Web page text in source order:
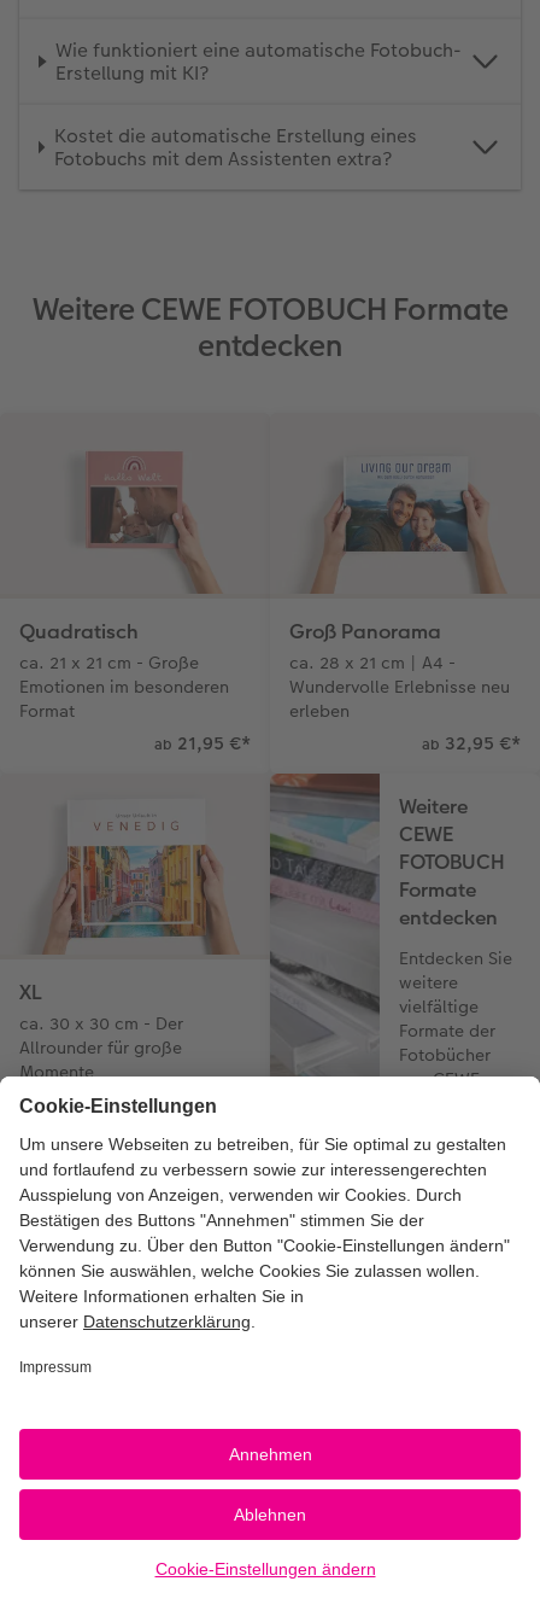
Wie funktioniert eine automatische Fotobuch-
Erstellung mit KI?
Kostet die automatische Erstellung eines
Fotobuchs mit dem Assistenten extra?
Weitere CEWE FOTOBUCH Formate
entdecken
Quadratisch
ca. 21 x 21 cm - Große
Emotionen im besonderen
Format
ab 21,95 €*
Groß Panorama
ca. 28 x 21 cm | A4 -
Wundervolle Erlebnisse neu
erleben
ab 32,95 €*
XL
ca. 30 x 30 cm - Der
Allrounder für große
Momente
ab50,95 €
Weitere
CEWE
FOTOBUCH
Formate
entdecken
Entdecken Sie
weitere
vielfältige
Formate der
Fotobücher
von CEWE.
Bezahlarten
Zertifizierungen & Initiativen
Preisliste